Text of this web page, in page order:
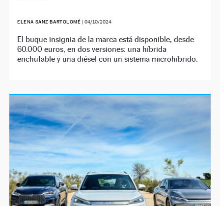
ELENA SANZ BARTOLOMÉ |04/10/2024
El buque insignia de la marca está disponible, desde
60.000 euros, en dos versiones: una híbrida
enchufable y una diésel con un sistema microhíbrido.